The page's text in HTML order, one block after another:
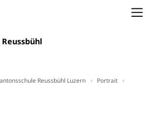
Reussbühl Luzern
Portrait
(WAS Luzern)
(WAS Luzern)
Krankenversicherung (WAS
Luzern)
Lebensmittelkontrolle,
Alkoholprävention,
Primärprävention,